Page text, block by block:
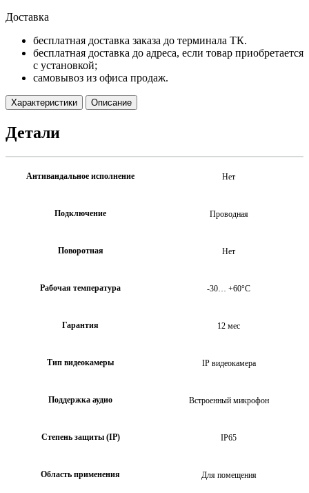
Доставка
бесплатная доставка заказа до терминала ТК.
бесплатная доставка до адреса, если товар приобретается
с установкой;
самовывоз из офиса продаж.
Характеристики Описание
Детали
Антивандальное исполнение Нет
Подключение Проводная
Поворотная Нет
Рабочая температура -30… +60°C
Гарантия 12 мес
Тип видеокамеры IP видеокамера
Поддержка аудио Встроенный микрофон
Степень защиты (IP) IP65
Область применения Для помещения